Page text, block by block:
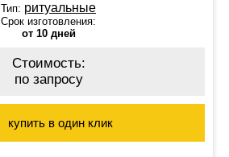
Тип: ритуальные
Срок изготовления:
от 10 дней
Стоимость:
по запросу
купить в один клик